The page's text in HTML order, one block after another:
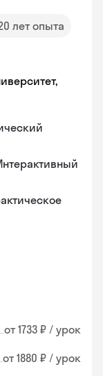
лет опыта
от 1733 ₽ / урок
от 1880 ₽ / урок